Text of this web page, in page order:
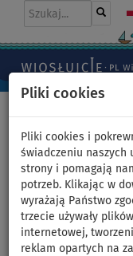
Pliki cookies
Pliki cookies i
świadczeniu naszych
strony i pomagają
potrzeb. Klikając w
wyrażają Państwo
trzecie używały
internetowej,
reklam opartych na
Legginsy
WHITE/